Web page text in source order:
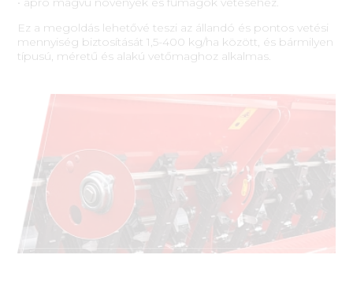
Ez a megoldás lehetővé teszi az állandó és pontos vetési
mennyiség biztosítását 1,5-400 kg/ha között, és bármilyen
típusú, méretű és alakú vetőmaghoz alkalmas.